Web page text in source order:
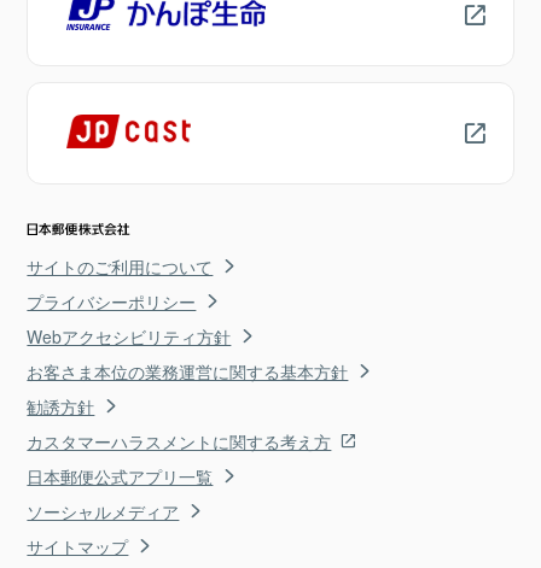
サイトのご利用について
プライバシーポリシー
Webアクセシビリティ方針
お客さま本位の業務運営に関する基本方針
勧誘方針
カスタマーハラスメントに関する考え方
日本郵便公式アプリ一覧
ソーシャルメディア
サイトマップ